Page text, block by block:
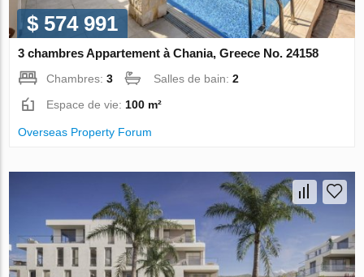
$ 574 991
3 chambres Appartement à Chania, Greece No. 24158
Chambres:3 Salles de bain:2
Espace de vie: 100 m²
Overseas Property Forum